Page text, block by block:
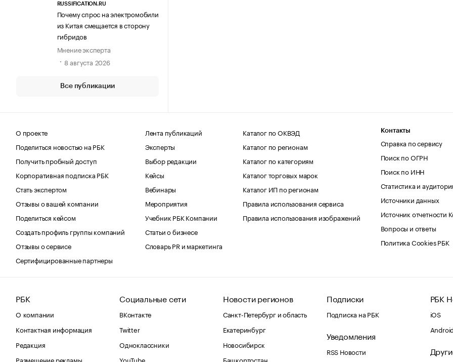
RUSSIFICATION.RU
Почему спрос на электромобили
из Китая смещается в сторону
гибридов
Мнение эксперта
8 августа 2026
Все публикации
О проекте
Поделиться новостью на РБК
Получить пробный доступ
Корпоративная подписка РБК
Стать экспертом
Отзывы о вашей компании
Поделиться кейсом
Создать профиль группы компаний
Отзывы о сервисе
Сертифицированные партнеры
Лента публикаций
Эксперты
Выбор редакции
Кейсы
Вебинары
Мероприятия
Учебник РБК Компании
Статьи о бизнесе
Словарь PR и маркетинга
Каталог по ОКВЭД
Каталог по регионам
Каталог по категориям
Каталог торговых марок
Каталог ИП по регионам
Правила использования сервиса
Правила использования изображений
Контакты
Справка по сервису
Поиск по ОГРН
Поиск по ИНН
Статистика и
Источники данных
Источник отчетности
Вопросы и ответы
Политика Cookies РБК
РБК
О компании
Контактная информация
Редакция
Размещение рекламы
Социальные сети
ВКонтакте
Twitter
Одноклассники
YouTube
Новости регионов
Санкт-Петербург и область
Екатеринбург
Новосибирск
Башкортостан
Подписки
Подписка на РБК
Уведомления
RSS Новости
РБК
iOS